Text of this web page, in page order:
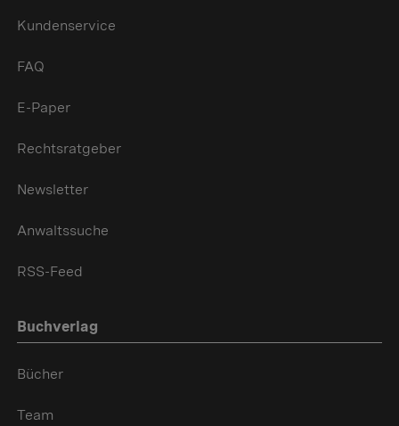
Kundenservice
FAQ
E-Paper
Rechtsratgeber
Newsletter
Anwaltssuche
RSS-Feed
Buchverlag
Bücher
Team